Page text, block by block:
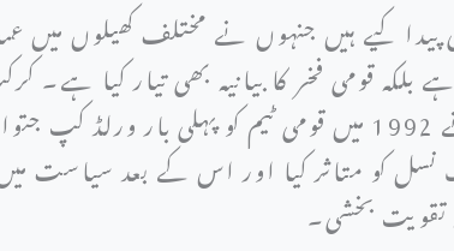
کیے ہیں جنہوں نے مختلف کھیلوں میں
بلکہ قومی فخر کا بیانیہ بھی تیار کیا
عمران خان ہیں جنہوں نے 1992 میں قومی ٹیم کو
کو متاثر کیا اور اس کے بعد سیاست
بخشی۔